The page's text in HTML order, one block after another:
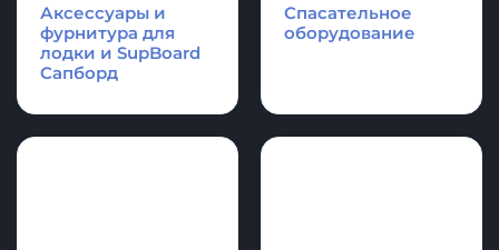
Надувные
платформы и
плоты для отдыха,
оборудование для
Надувные
акробатические